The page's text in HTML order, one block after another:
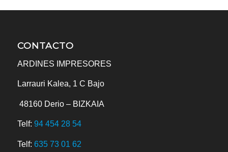
CONTACTO
ARDINES IMPRESORES
Larrauri Kalea, 1 C Bajo
48160 Derio – BIZKAIA
Telf: 94 454 28 54
Telf: 635 73 01 62